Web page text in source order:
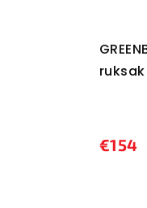
€154